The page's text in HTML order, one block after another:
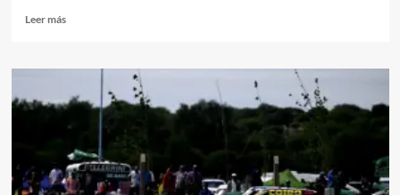
Leer másLeer
Volvió
Titán»
última
pole
del